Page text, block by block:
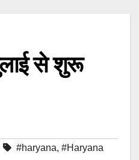
से शुरू
#haryana, #Haryana